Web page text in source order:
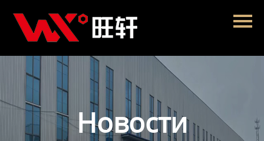
Главная
Продукция
Новости
О нас
Контакты Новости